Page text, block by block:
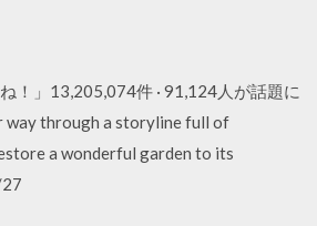
！」13,205,074件 · 91,124人が話題に
way through a storyline full of
a wonderful garden to its